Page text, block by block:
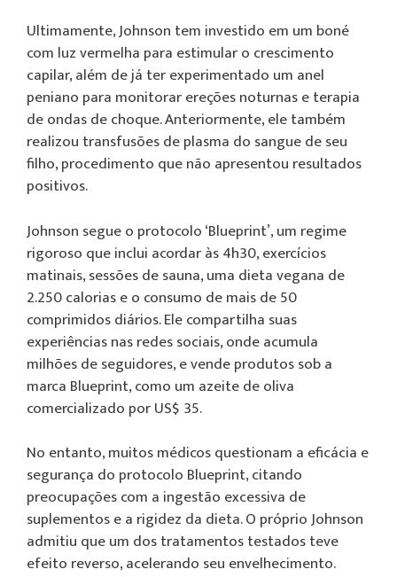
Ultimamente, Johnson tem investido em um boné
com luz vermelha para estimular o crescimento
capilar, além de já ter experimentado um anel
peniano para monitorar ereções noturnas e terapia
de ondas de choque. Anteriormente, ele também
realizou transfusões de plasma do sangue de seu
filho, procedimento que não apresentou resultados
positivos.
Johnson segue o protocolo ‘Blueprint’, um regime
rigoroso que inclui acordar às 4h30, exercícios
matinais, sessões de sauna, uma dieta vegana de
2.250 calorias e o consumo de mais de 50
comprimidos diários. Ele compartilha suas
experiências nas redes sociais, onde acumula
milhões de seguidores, e vende produtos sob a
marca Blueprint, como um azeite de oliva
comercializado por US$ 35.
No entanto, muitos médicos questionam a eficácia e
segurança do protocolo Blueprint, citando
preocupações com a ingestão excessiva de
suplementos e a rigidez da dieta. O próprio Johnson
admitiu que um dos tratamentos testados teve
efeito reverso, acelerando seu envelhecimento.